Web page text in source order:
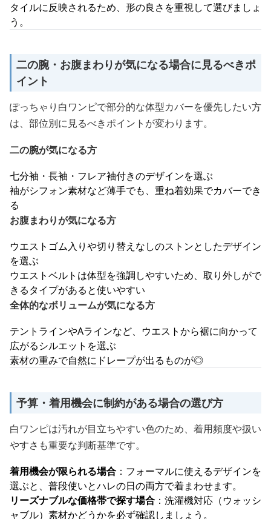
タイルに反映されるため、形の良さを重視して選びましょ
う。
二の腕・お腹まわりが気になる場合に見るべきポ
イント
ぽっちゃり白ワンピで部分的な体型カバーを優先したい方
は、部位別に見るべきポイントが変わります。
二の腕が気になる方
七分袖・長袖・フレア袖付きのデザインを選ぶ
袖がシフォン素材など薄手でも、重ね着効果でカバーでき
る
お腹まわりが気になる方
ウエストゴム入りや切り替えなしのストンとしたデザイン
を選ぶ
ウエストベルトは体型を強調しやすいため、取り外しがで
きるタイプがあると使いやすい
全体的なボリュームが気になる方
テントラインやAラインなど、ウエストから裾に向かって
広がるシルエットを選ぶ
素材の重みで自然にドレープが出るものが◎
予算・着用機会に制約がある場合の選び方
白ワンピは汚れが目立ちやすい色のため、着用頻度や扱い
やすさも重要な判断基準です。
着用機会が限られる場合 ：フォーマルに使えるデザインを
選ぶと、普段使いとハレの日の両方で着まわせます。
リーズナブルな価格帯で探す場合 ：洗濯機対応（ウォッシ
ャブル）素材かどうかを必ず確認しましょう。